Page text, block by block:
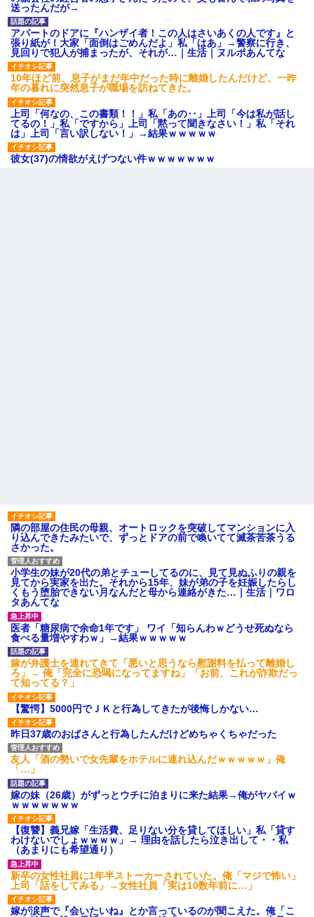
送ったんだが→
アパートのドアに『ハンザイ者！この人はさいあくの人です』と
張り紙が！大家「面倒はごめんだよ」私「はあ」→警察に行き、
見回りで犯人が捕まったが、それが…｜生活｜ヌルポあんてな
10年ほど前、息子がまだ年中だった時に離婚したんだけど、一昨
年の暮れに突然息子が職場を訪ねてきた。
上司「何なの、この書類！！」私「あの‥」上司「今は私が話し
てるの！」私「ですから」上司「黙って聞きなさい！」私「それ
は」上司「言い訳しない！」→結果ｗｗｗｗｗ
彼女(37)の情欲がえげつない件ｗｗｗｗｗｗｗ
隣の部屋の住民の母親、オートロックを突破してマンションに入
り込んできたみたいで、ずっとドアの前で喚いてて滅茶苦茶うる
さかった。
小学生の妹が20代の弟とチューしてるのに、見て見ぬふりの親を
見てから実家を出た。それから15年、妹が弟の子を妊娠したらし
くもう堕胎できない月なんだと母から連絡がきた…｜生活｜ワロ
タあんてな
医者「糖尿病で余命1年です」 ワイ「知らんわｗどうせ死ぬなら
食べる量増やすわｗ」→結果ｗｗｗｗｗ
嫁が弁護士を連れてきて「悪いと思うなら慰謝料を払って離婚し
ろ」→ 俺「完全に恐喝になってますね」「お前、これが詐欺だっ
て知ってる？」
【驚愕】5000円でＪＫと行為してきたが後悔しかない…
昨日37歳のおばさんと行為したんだけどめちゃくちゃだった
友人「酒の勢いで女先輩をホテルに連れ込んだｗｗｗｗｗ」俺
「…」
嫁の妹（26歳）がずっとウチに泊まりに来た結果→俺がヤバイｗ
ｗｗｗｗｗｗｗ
【復讐】義兄嫁「生活費、足りない分を貸してほしい」私「貸す
わけないでしょｗｗｗｗ」→ 理由を話したら泣き出して・・私
（あまりにも希望通り）
新卒の女性社員に1年半ストーカーされていた。俺「マジで怖い」
上司「話をしてみる」→女性社員「実は10数年前に…」
嫁が涙声で『会いたいね』とか言っているのが聞こえた。俺「こ